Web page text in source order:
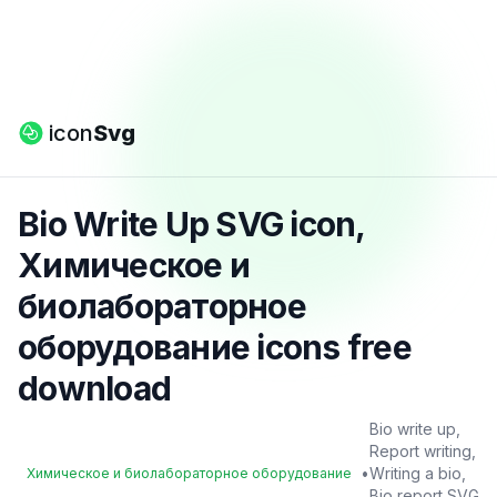
iconSvg
Bio Write Up SVG icon,
Химическое и
биолабораторное
оборудование icons free
download
Химическое и биолабораторное оборудование •
Bio write up,
Report writing,
Writing a bio,